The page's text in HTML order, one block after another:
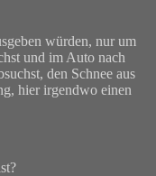
würden, nur um
und im Auto nach
den Schnee aus
hier irgendwo einen